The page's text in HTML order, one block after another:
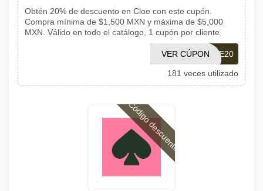
Obtén 20% de descuento en Cloe con este cupón.
Compra mínima de $1,500 MXN y máxima de $5,000
MXN. Válido en todo el catálogo, 1 cupón por cliente
MODACLOE20
VER CÚPON
181 veces utilizado
Código descuento